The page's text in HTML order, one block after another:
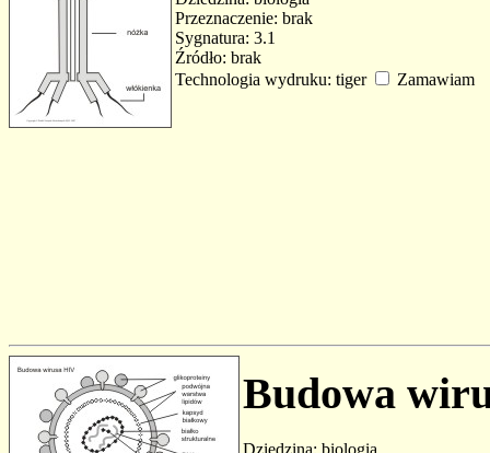
Przeznaczenie: brak
Sygnatura: 3.1
Źródło: brak
Technologia wydruku: tiger
Zamawiam
Budowa
Dziedzina: biologia